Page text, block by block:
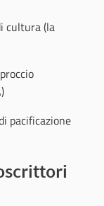
cultura (la
pacificazione